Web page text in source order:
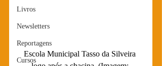
Livros
Newsletters
Reportagens
Cursos
Escola Municipal Tasso da Silveira